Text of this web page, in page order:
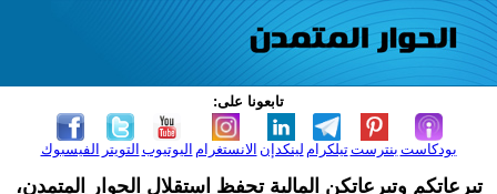
تابعونا على:
الفيسبوك التويتر اليوتيوب الانستغرام لينكدإن تيلكرامبنترست بودكاست
تبرعاتكم وتبرعاتكن المالية تحفظ استقلال الحوار المتمدن،